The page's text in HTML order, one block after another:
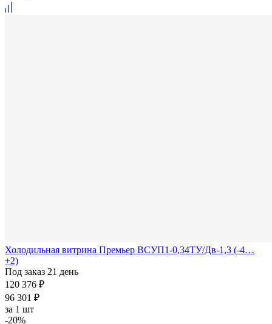
Холодильная витрина Премьер ВСУП1-0,34ТУ/Дв-1,3 (-4…
+2)
Под заказ 21 день
120 376 ₽
96 301 ₽
за 1 шт
-20%